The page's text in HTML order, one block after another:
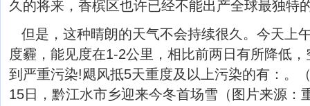
久的将来，香槟区也许已经不能出产全球最独特
但是，这种晴朗的天气不会持续很久。今天上
度霾，能见度在1-2公里，相比前两日有所降低
到严重污染!飓风抵5天重度及以上污染的有：。
15日，黔江水市乡迎来今冬首场雪（图片来源：